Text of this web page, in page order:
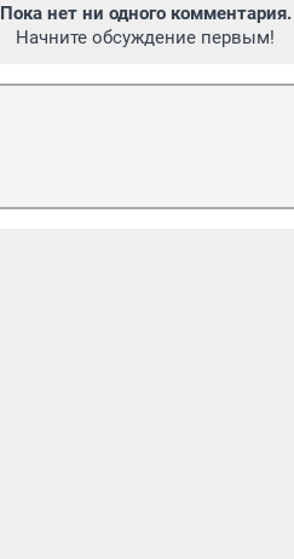
Пока нет ни одного комментария.
Начните обсуждение первым!